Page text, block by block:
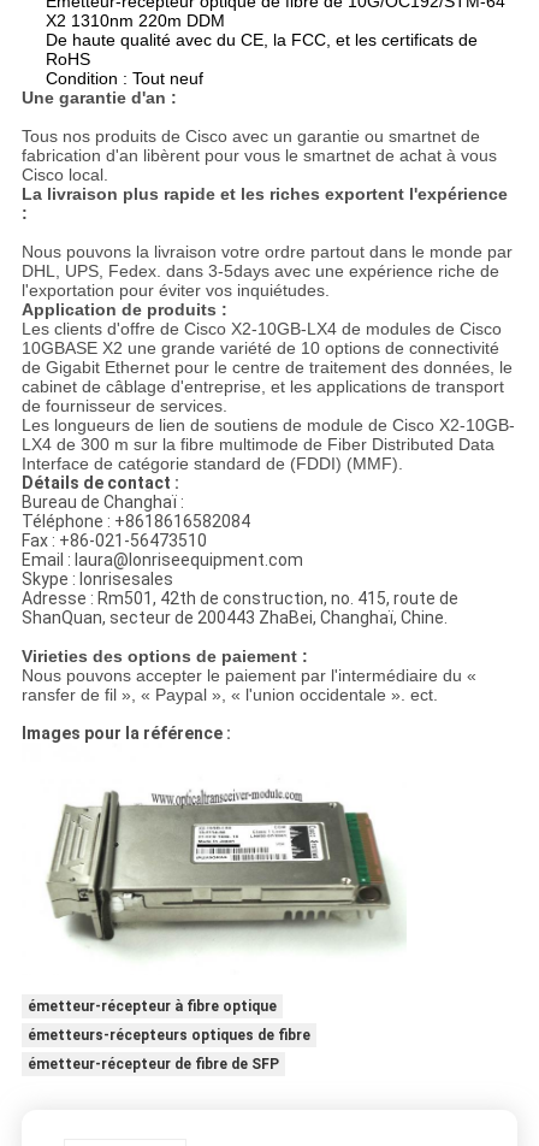
X2 1310nm 220m DDM
De haute qualité avec du CE, la FCC, et les certificats de
RoHS
Condition : Tout neuf
Une garantie d'an :
Tous nos produits de Cisco avec un garantie ou smartnet de
fabrication d'an libèrent pour vous le smartnet de achat à vous
Cisco local.
La livraison plus rapide et les riches exportent l'expérience
:
Nous pouvons la livraison votre ordre partout dans le monde par
DHL, UPS, Fedex. dans 3-5days avec une expérience riche de
l'exportation pour éviter vos inquiétudes.
Application de produits :
Les clients d'offre de Cisco X2-10GB-LX4 de modules de Cisco
10GBASE X2 une grande variété de 10 options de connectivité
de Gigabit Ethernet pour le centre de traitement des données, le
cabinet de câblage d'entreprise, et les applications de transport
de fournisseur de services.
Les longueurs de lien de soutiens de module de Cisco X2-10GB-
LX4 de 300 m sur la fibre multimode de Fiber Distributed Data
Interface de catégorie standard de (FDDI) (MMF).
Détails de contact :
Bureau de Changhaï :
Téléphone : +8618616582084
Fax : +86-021-56473510
Email : laura@lonriseequipment.com
Skype : lonrisesales
Adresse : Rm501, 42th de construction, no. 415, route de
ShanQuan, secteur de 200443 ZhaBei, Changhaï, Chine.
Virieties des options de paiement :
Nous pouvons accepter le paiement par l'intermédiaire du «
ransfer de fil », « Paypal », « l'union occidentale ». ect.
Images pour la référence :
émetteur-récepteur à fibre optique
émetteurs-récepteurs optiques de fibre
émetteur-récepteur de fibre de SFP